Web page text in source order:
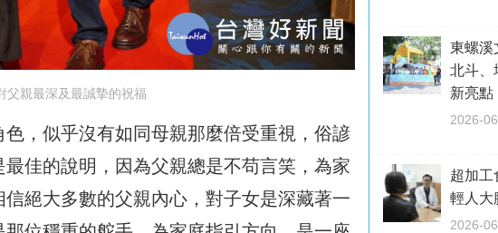
父親最深及最誠摯的祝福
，似乎沒有如同母親那麼倍受重視，俗諺
佳的說明，因為父親總是不苟言笑，為家
絕大多數的父親內心，對子女是深藏著一
東螺
北斗、
新亮點
2026-
超加
輕人大
2026-